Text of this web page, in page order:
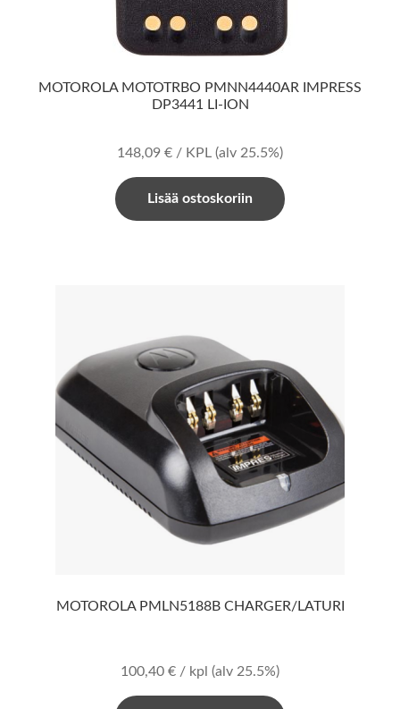
MOTOROLA MOTOTRBO PMNN4440AR IMPRESS
DP3441 LI-ION
148,09 € / KPL (alv 25.5%)
Lisää ostoskoriin
MOTOROLA PMLN5188B CHARGER/LATURI
100,40 € / kpl (alv 25.5%)